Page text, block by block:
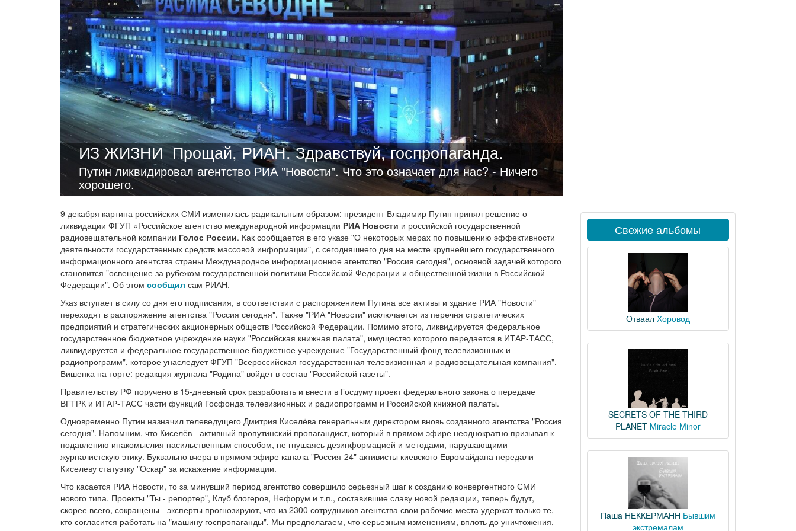
ИЗ ЖИЗНИ Прощай, РИАН. Здравствуй, госпропаганда.
Путин ликвидировал агентство РИА "Новости". Что это означает для нас? - Ничего
хорошего.
9 декабря картина российских СМИ изменилась радикальным образом: президент Владимир Путин принял решение о
ликвидации ФГУП «Российское агентство международной информации РИА Новости и российской государственной
радиовещательной компании Голос России. Как сообщается в его указе "О некоторых мерах по повышению эффективности
деятельности государственных средств массовой информации", с сегодняшнего дня на месте крупнейшего государственного
информационного агентства страны Международное информационное агентство "Россия сегодня", основной задачей которого
становится "освещение за рубежом государственной политики Российской Федерации и общественной жизни в Российской
Федерации". Об этом сообщил сам РИАН.
Указ вступает в силу со дня его подписания, в соответствии с распоряжением Путина все активы и здание РИА "Новости"
переходят в распоряжение агентства "Россия сегодня". Также "РИА "Новости" исключается из перечня стратегических
предприятий и стратегических акционерных обществ Российской Федерации. Помимо этого, ликвидируется федеральное
государственное бюджетное учреждение науки "Российская книжная палата", имущество которого передается в ИТАР-ТАСС,
ликвидируется и федеральное государственное бюджетное учреждение "Государственный фонд телевизионных и
радиопрограмм", которое унаследует ФГУП "Всероссийская государственная телевизионная и радиовещательная компания".
Вишенка на торте: редакция журнала "Родина" войдет в состав "Российской газеты".
Правительству РФ поручено в 15-дневный срок разработать и внести в Госдуму проект федерального закона о передаче
ВГТРК и ИТАР-ТАСС части функций Госфонда телевизионных и радиопрограмм и Российской книжной палаты.
Одновременно Путин назначил телеведущего Дмитрия Киселёва генеральным директором вновь созданного агентства "Россия
сегодня". Напомним, что Киселёв - активный пропутинский пропагандист, который в прямом эфире неоднократно призывал к
подавлению инакомыслия насильственным способом, не гнушаясь дезинформацией и методами, нарушающими
журналистскую этику. Буквально вчера в прямом эфире канала "Россия-24" активисты киевского Евромайдана передали
Киселеву статуэтку "Оскар" за искажение информации.
Что касается РИА Новости, то за минувший период агентство совершило серьезный шаг к созданию конвергентного СМИ
нового типа. Проекты "Ты - репортер", Клуб блогеров, Нефорум и т.п., составившие славу новой редакции, теперь будут,
скорее всего, сокращены - эксперты прогнозируют, что из 2300 сотрудников агентства свои рабочие места удержат только те,
кто согласится работать на "машину госпропаганды". Мы предполагаем, что серьезным изменениям, вплоть до уничтожения,
Свежие альбомы
Отваал Хоровод
SECRETS OF THE THIRD
PLANET Miracle Minor
Паша НЕККЕРМАНН Бывшим
экстремалам